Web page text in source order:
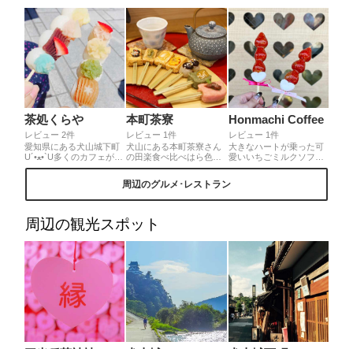
茶処くらや
レビュー 2件
愛知県にある犬山城下町
U´•ﻌ•`U多くのカフェが立
ち並ぶ城下町。以前紹介
食べ歩きスポットとして
るカフェの中での私のイ
チオシは「茶処くらや」
しいお団子に女子心をく
すぐられること間違いな
しです😍❤️
本町茶寮
レビュー 1件
犬山にある本町茶寮さん
の田楽食べ比べはら色々
な味付けの田楽を贅沢に
味わえます❤️彩りも良く
て見た目にもとっても可
愛い〜！！
Honmachi Coffee
レビュー 1件
大きなハートが乗った可
愛いいちごミルクソフト‪
🍦‬💗 フルーツ飴の種類も
すきないちご飴🍓 ハート
のマシュマロとリボンが
周辺のグルメ･レストラン
周辺の観光スポット